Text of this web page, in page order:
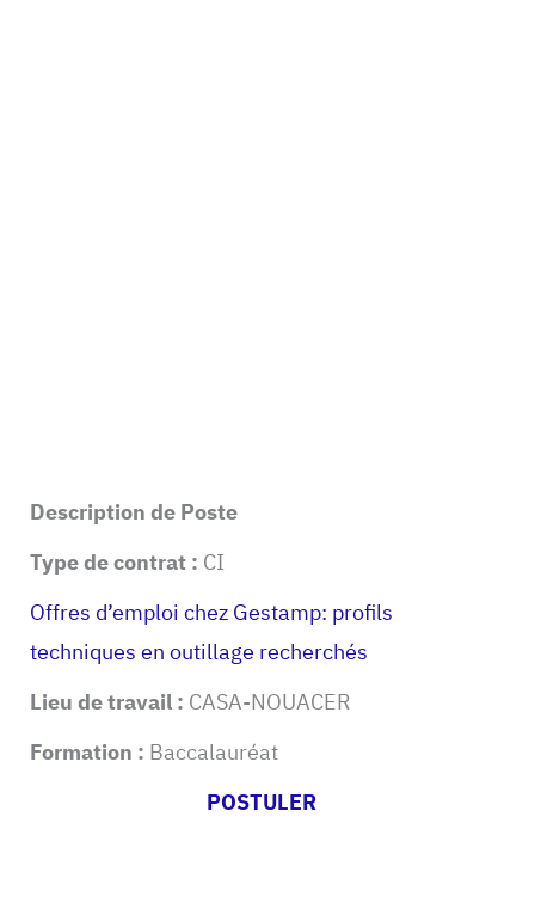
Description de Poste
Type de contrat : CI
Offres d’emploi chez Gestamp: profils
techniques en outillage recherchés
Lieu de travail : CASA-NOUACER
Formation : Baccalauréat
POSTULER